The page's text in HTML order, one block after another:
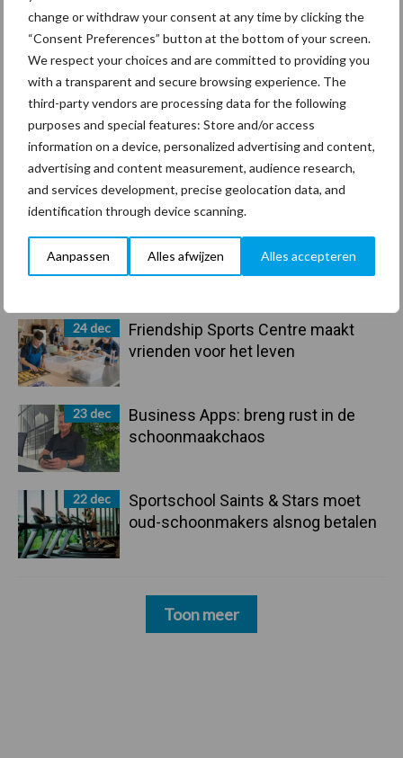
change or withdraw your consent at any time by clicking the
“Consent Preferences” button at the bottom of your screen.
We respect your choices and are committed to providing you
with a transparent and secure browsing experience. The
third-party vendors are processing data for the following
purposes and special features: Store and/or access
information on a device, personalized advertising and content,
advertising and content measurement, audience research,
and services development, precise geolocation data, and
identification through device scanning.
Aanpassen Alles afwijzen Alles accepteren
Primaire
Sidebar
Recent nieuws Partner nieuws
30 dec
Hervorming flexibele
arbeidscontracten kent mitsen en
maren
29 dec
Freddy van de Ridder Cleaners:
“Glazenwassen zit in m’n bloed,
maar innoveren is mijn toekomst”
24 dec
Friendship Sports Centre maakt
vrienden voor het leven
23 dec
Business Apps: breng rust in de
schoonmaakchaos
22 dec
Sportschool Saints & Stars moet
oud-schoonmakers alsnog betalen
Toon meer
Toon meer